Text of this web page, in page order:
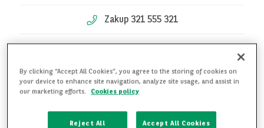
Zobacz
wszystkie zdjęcia
Zakup 321 555 321
DODAJ DO ULUBIONYCH
By clicking “Accept All Cookies”, you agree to the storing of cookies on
your device to enhance site navigation, analyze site usage, and assist in
our marketing efforts.
Cookies policy
Reject All Accept All Cookies